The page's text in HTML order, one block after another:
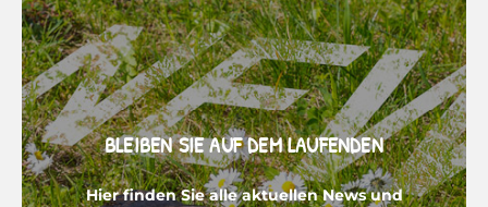
BLEIBEN SIE AUF DEM LAUFENDEN
Hier finden Sie alle aktuellen News und